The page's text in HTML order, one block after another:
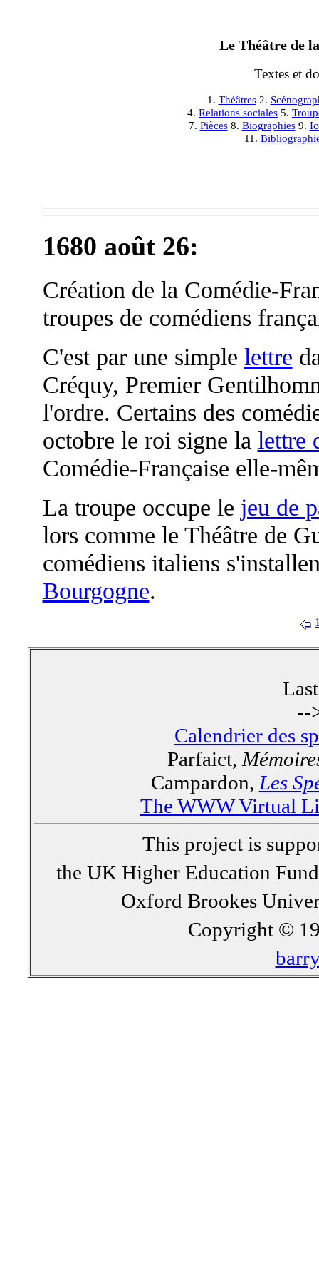
Le Théâtre de
Textes et
1. Théâtres2.
4. Relations sociales 5.
7. Pièces8. Biographies9.
11.
1680 août 26:
Création de la Comédie-
troupes de comédiens
C'est par une simple lettre
Créquy, Premier
l'ordre. Certains des
octobre le roi signe la lettre
Comédie-Française elle-
La troupe occupe le jeu de
lors comme le Théâtre de
comédiens italiens
Bourgogne.
--
Calendrier des
Parfaict,
Campardon, Les
The WWW Virtual
This project is
the UK Higher Education
Oxford Brookes
Copyright ©